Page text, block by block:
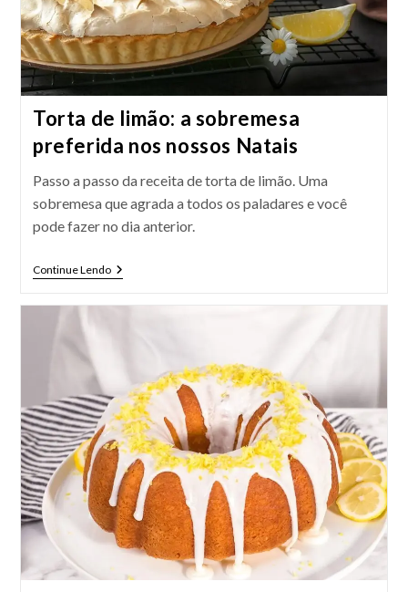
Torta de limão: a sobremesa
preferida nos nossos Natais
Passo a passo da receita de torta de limão. Uma
sobremesa que agrada a todos os paladares e você
pode fazer no dia anterior.
Continue LendoTorta
De
Natais